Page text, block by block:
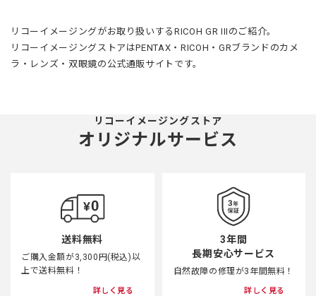
リコーイメージングがお取り扱いするRICOH GR IIIのご紹介。
リコーイメージングストアはPENTAX・RICOH・GRブランドのカメ
ラ・レンズ・双眼鏡の公式通販サイトです。
リコーイメージングストア
オリジナルサービス
送料無料
ご購入金額が3,300円(税込)以
上で送料無料！
詳しく見る
3年間
長期安心サービス
自然故障の修理が3年間無料！
詳しく見る